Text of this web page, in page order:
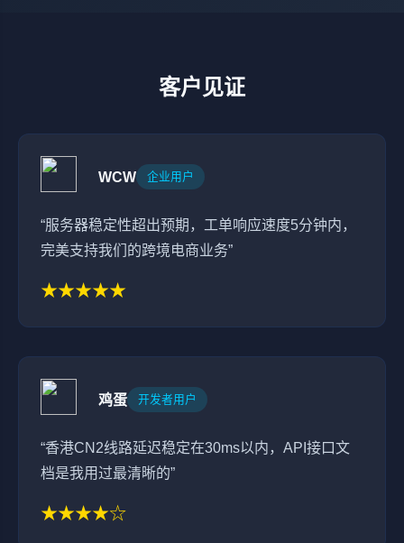
客户见证
WCW 企业用户
“服务器稳定性超出预期，工单响应速度5分钟内，
完美支持我们的跨境电商业务”
★★★★★
鸡蛋 开发者用户
“香港CN2线路延迟稳定在30ms以内，API接口文
档是我用过最清晰的”
★★★★☆